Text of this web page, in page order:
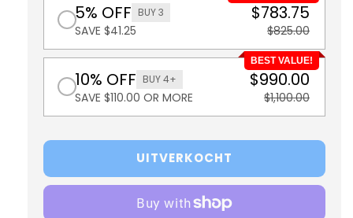
5% OFF BUY 3
SAVE $41.25
$783.75
$825.00
BEST VALUE!
10% OFF BUY 4+
SAVE $110.00 OR MORE
$990.00
$1,100.00
UITVERKOCHT